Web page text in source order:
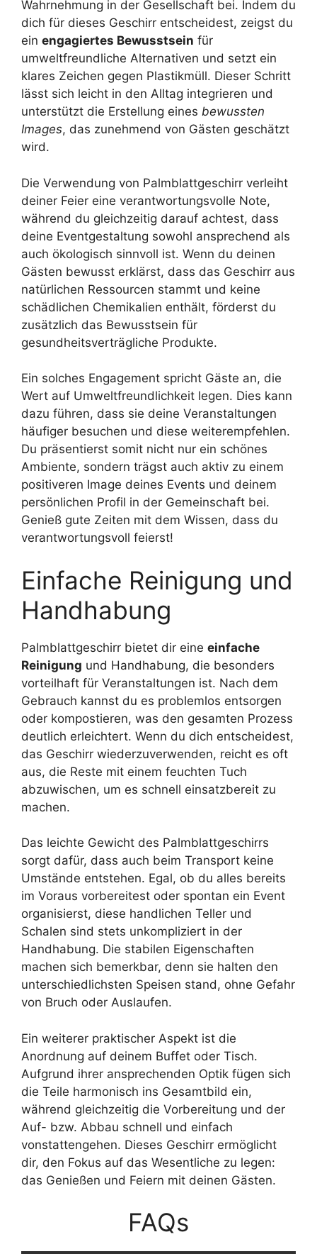
Wahrnehmung in der Gesellschaft bei. Indem du
dich für dieses Geschirr entscheidest, zeigst du
ein engagiertes Bewusstsein für
umweltfreundliche Alternativen und setzt ein
klares Zeichen gegen Plastikmüll. Dieser Schritt
lässt sich leicht in den Alltag integrieren und
unterstützt die Erstellung eines bewussten
Images, das zunehmend von Gästen geschätzt
wird.
Die Verwendung von Palmblattgeschirr verleiht
deiner Feier eine verantwortungsvolle Note,
während du gleichzeitig darauf achtest, dass
deine Eventgestaltung sowohl ansprechend als
auch ökologisch sinnvoll ist. Wenn du deinen
Gästen bewusst erklärst, dass das Geschirr aus
natürlichen Ressourcen stammt und keine
schädlichen Chemikalien enthält, förderst du
zusätzlich das Bewusstsein für
gesundheitsverträgliche Produkte.
Ein solches Engagement spricht Gäste an, die
Wert auf Umweltfreundlichkeit legen. Dies kann
dazu führen, dass sie deine Veranstaltungen
häufiger besuchen und diese weiterempfehlen.
Du präsentierst somit nicht nur ein schönes
Ambiente, sondern trägst auch aktiv zu einem
positiveren Image deines Events und deinem
persönlichen Profil in der Gemeinschaft bei.
Genieß gute Zeiten mit dem Wissen, dass du
verantwortungsvoll feierst!
Einfache Reinigung und
Handhabung
Palmblattgeschirr bietet dir eine einfache
Reinigung und Handhabung, die besonders
vorteilhaft für Veranstaltungen ist. Nach dem
Gebrauch kannst du es problemlos entsorgen
oder kompostieren, was den gesamten Prozess
deutlich erleichtert. Wenn du dich entscheidest,
das Geschirr wiederzuverwenden, reicht es oft
aus, die Reste mit einem feuchten Tuch
abzuwischen, um es schnell einsatzbereit zu
machen.
Das leichte Gewicht des Palmblattgeschirrs
sorgt dafür, dass auch beim Transport keine
Umstände entstehen. Egal, ob du alles bereits
im Voraus vorbereitest oder spontan ein Event
organisierst, diese handlichen Teller und
Schalen sind stets unkompliziert in der
Handhabung. Die stabilen Eigenschaften
machen sich bemerkbar, denn sie halten den
unterschiedlichsten Speisen stand, ohne Gefahr
von Bruch oder Auslaufen.
Ein weiterer praktischer Aspekt ist die
Anordnung auf deinem Buffet oder Tisch.
Aufgrund ihrer ansprechenden Optik fügen sich
die Teile harmonisch ins Gesamtbild ein,
während gleichzeitig die Vorbereitung und der
Auf- bzw. Abbau schnell und einfach
vonstattengehen. Dieses Geschirr ermöglicht
dir, den Fokus auf das Wesentliche zu legen:
das Genießen und Feiern mit deinen Gästen.
FAQs